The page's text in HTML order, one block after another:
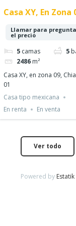
Casa XY, En Zona
Llamar para
el precio
5 camas 5
2486 m²
Casa XY, en zona 09,
01
Casa tipo mexicana
En renta
En venta
Ver todo
Powered by Estatik